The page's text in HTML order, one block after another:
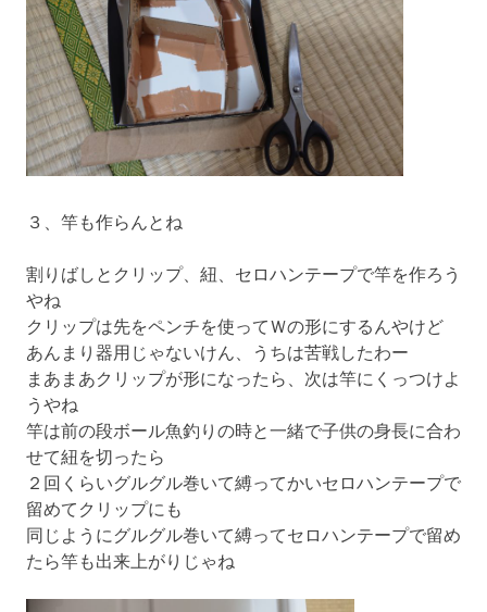
３、竿も作らんとね
割りばしとクリップ、紐、セロハンテープで竿を作ろう
やね
クリップは先をペンチを使ってＷの形にするんやけど
あんまり器用じゃないけん、うちは苦戦したわー
まあまあクリップが形になったら、次は竿にくっつけよ
うやね
竿は前の段ボール魚釣りの時と一緒で子供の身長に合わ
せて紐を切ったら
２回くらいグルグル巻いて縛ってかいセロハンテープで
留めてクリップにも
同じようにグルグル巻いて縛ってセロハンテープで留め
たら竿も出来上がりじゃね